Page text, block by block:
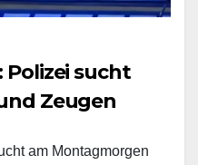
sucht
Zeugen
am Montagmorgen